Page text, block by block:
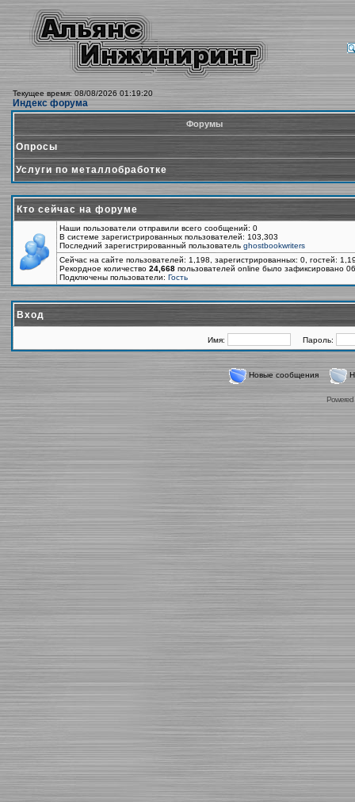
Текущее время: 08/08/2026 01:19:20
Индекс форума
Форумы
Опросы
Услуги по металлобработке
Кто сейчас на форуме
Наши пользователи отправили всего сообщений: 0
В системе зарегистрированных пользователей: 103,303
Последний зарегистрированный пользователь ghostbookwriters
Сейчас на сайте пользователей: 1,198, зарегистрированных: 0, гостей:
Рекордное количество 24,668 пользователей online было зафиксировано
Подключены пользователи: Гость
Вход
Имя: Пароль:
Новые сообщения